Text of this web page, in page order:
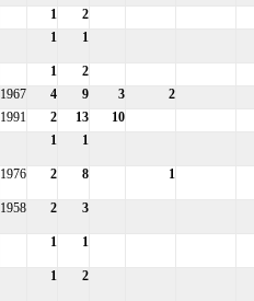
1 2
1 1
1 2
1967 4 9 3 2
1991 2 13 10
1 1
1976 2 8 1
1958 2 3
1 1
1 2